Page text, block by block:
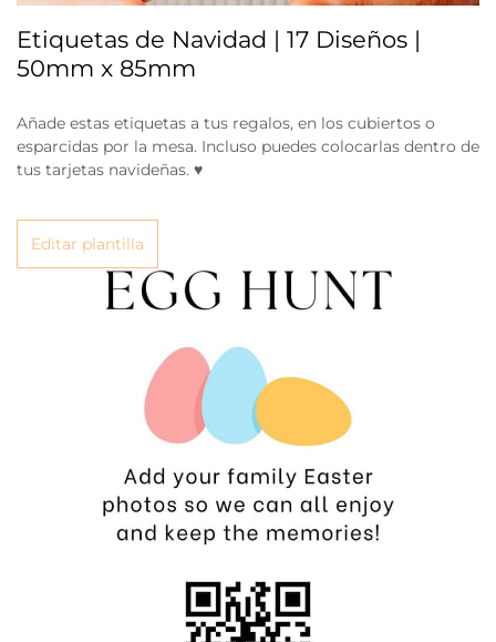
Etiquetas de Navidad | 17 Diseños |
50mm x 85mm
Añade estas etiquetas a tus regalos, en los cubiertos o
esparcidas por la mesa. Incluso puedes colocarlas dentro de
tus tarjetas navideñas. ♥
Editar plantilla